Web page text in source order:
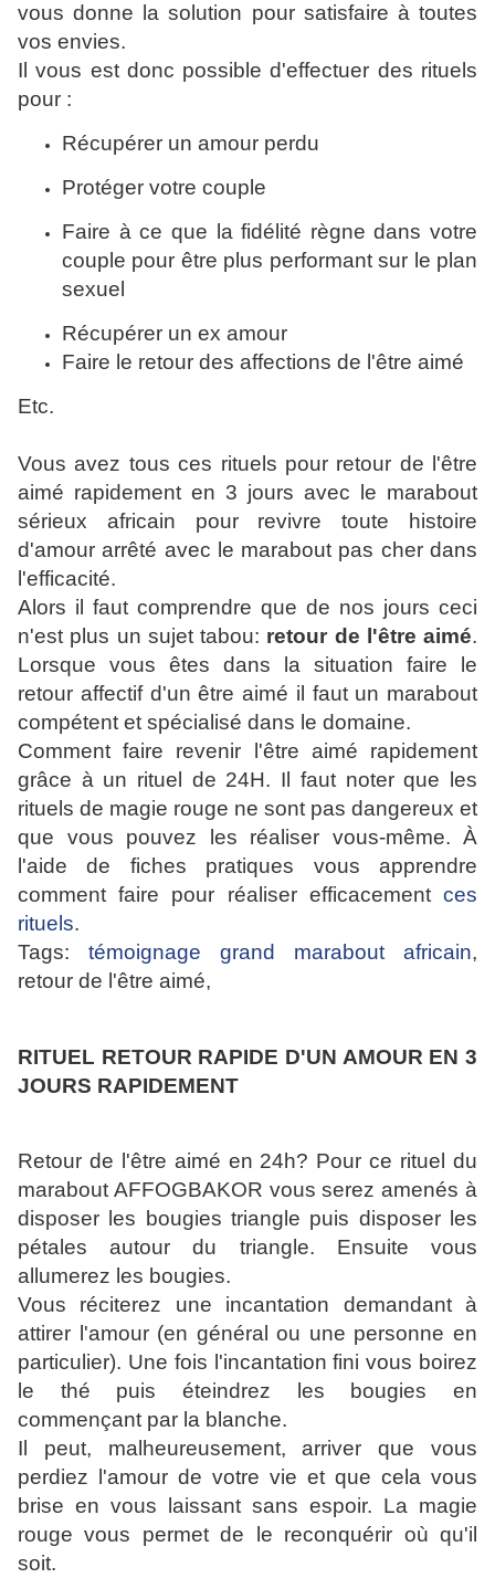
vous donne la solution pour satisfaire à toutes
vos envies.
Il vous est donc possible d'effectuer des rituels
pour :
Récupérer un amour perdu
Protéger votre couple
Faire à ce que la fidélité règne dans votre
couple pour être plus performant sur le plan
sexuel
Récupérer un ex amour
Faire le retour des affections de l'être aimé
Etc.
Vous avez tous ces rituels pour retour de l'être
aimé rapidement en 3 jours avec le marabout
sérieux africain pour revivre toute histoire
d'amour arrêté avec le marabout pas cher dans
l'efficacité.
Alors il faut comprendre que de nos jours ceci
n'est plus un sujet tabou: retour de l'être aimé.
Lorsque vous êtes dans la situation faire le
retour affectif d'un être aimé il faut un marabout
compétent et spécialisé dans le domaine.
Comment faire revenir l'être aimé rapidement
grâce à un rituel de 24H. Il faut noter que les
rituels de magie rouge ne sont pas dangereux et
que vous pouvez les réaliser vous-même. À
l'aide de fiches pratiques vous apprendre
comment faire pour réaliser efficacement ces
rituels.
Tags: témoignage grand marabout africain,
retour de l'être aimé,
RITUEL RETOUR RAPIDE D'UN AMOUR EN 3
JOURS RAPIDEMENT
Retour de l'être aimé en 24h? Pour ce rituel du
marabout AFFOGBAKOR vous serez amenés à
disposer les bougies triangle puis disposer les
pétales autour du triangle. Ensuite vous
allumerez les bougies.
Vous réciterez une incantation demandant à
attirer l'amour (en général ou une personne en
particulier). Une fois l'incantation fini vous boirez
le thé puis éteindrez les bougies en
commençant par la blanche.
Il peut, malheureusement, arriver que vous
perdiez l'amour de votre vie et que cela vous
brise en vous laissant sans espoir. La magie
rouge vous permet de le reconquérir où qu'il
soit.